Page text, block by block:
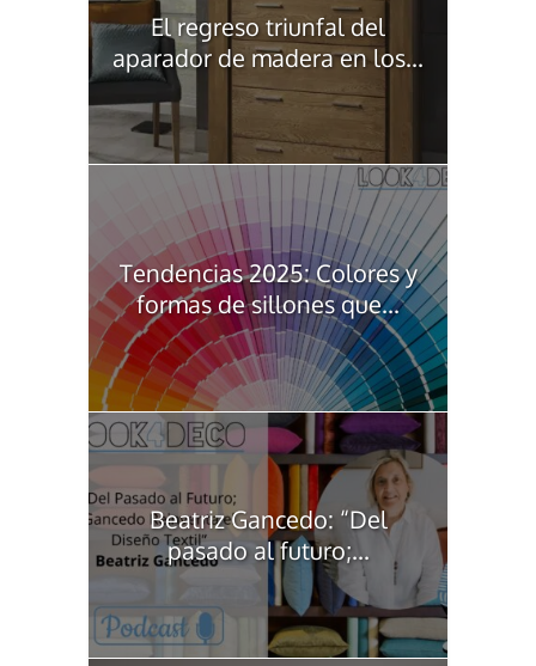
El regreso triunfal del
aparador de madera en los...
Tendencias 2025: Colores y
formas de sillones que...
Beatriz Gancedo: “Del
pasado al futuro;...